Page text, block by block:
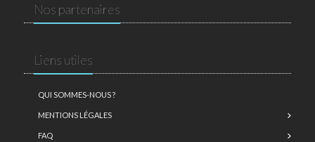
Nos partenaires
Liens utiles
QUI SOMMES-NOUS ?
MENTIONS LÉGALES
FAQ